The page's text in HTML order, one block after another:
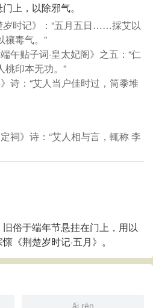
上，以除邪气。
岁时记》：“五月五日……採艾以
禳毒气。”
午贴子词·皇太妃阁》之五：“仁
桃印本无功。”
诗：“艾人当户佳时过，筒黍堆
祠》诗：“艾人相与言，輒称 李
俗于端年节悬挂在门上，用以
《荆楚岁时记·五月》。
ǎi rén